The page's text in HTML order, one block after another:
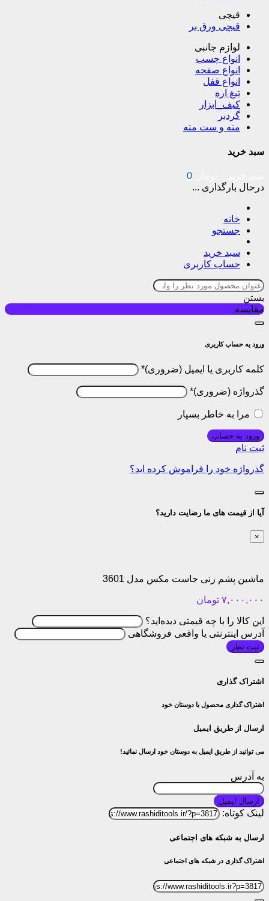
قیچی
قیچی ورق بر
لوازم جانبی
انواع چسب
انواع صفحه
انواع قفل
تیغ اره
کیف_ابزار
گردبر
مته و ست مته
سبد خرید
0
درحال بارگذاری ...
خانه
جستجو
سبد خرید
حساب کاربری
بستن
مقایسه
ورود به حساب کاربری
کلمه کاربری یا ایمیل *
گذرواژه *
مرا به خاطر بسپار
ورود به حساب
ثبت نام
گذرواژه خود را فراموش کرده اید؟
آیا از قیمت های ما رضایت دارید؟
×
ماشین پشم زنی جاست مکس مدل 3601
۷,۰۰۰,۰۰۰ تومان
این کالا را با چه قیمتی دیده‌اید؟
آدرس اینترنتی یا واقعی فروشگاهی
ثبت نظر
اشتراک گذاری
اشتراک گذاری محصول با دوستان خود
ارسال از طریق ایمیل
می توانید از طریق ایمیل به دوستان خود ارسال نمائید!
به آدرس
ارسال ایمیل
لینک کوتاه:
ارسال به شبکه های اجتماعی
اشتراک گذاری در شبکه های اجتماعی